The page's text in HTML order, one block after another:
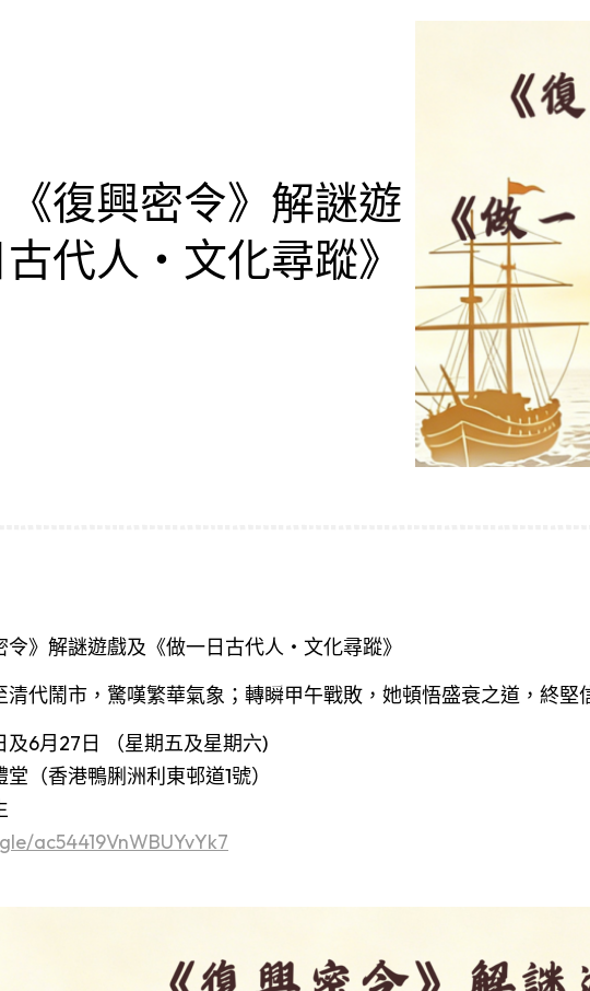
《復興密令》解謎遊
代人‧文化尋蹤》
令》解謎遊戲及《做一日古代人‧文化尋蹤》
代鬧市，驚嘆繁華氣象；轉瞬甲午戰敗， 她頓悟盛衰之道，終堅
6月27日 （星期五及星期六)
（香港鴨脷洲利東邨道1號）
ac54419VnWBUYvYk7